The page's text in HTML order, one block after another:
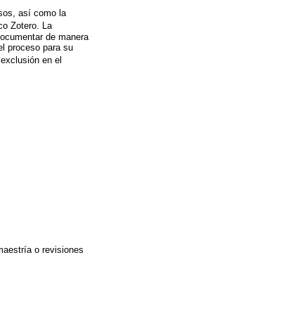
así como la
Zotero. La
de manera
proceso para su
en el
o revisiones